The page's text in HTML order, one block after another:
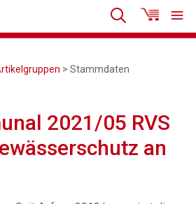
> Stammdaten
2021/05 RVS
an